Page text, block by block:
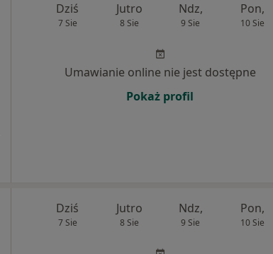
Dziś
7 Sie
Jutro
8 Sie
Ndz,
9 Sie
Pon,
10 Sie
Umawianie online nie jest dostępne
Pokaż profil
Dziś
7 Sie
Jutro
8 Sie
Ndz,
9 Sie
Pon,
10 Sie